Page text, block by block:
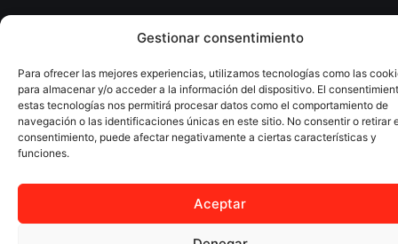
Gestionar consentimiento
Para ofrecer las mejores experiencias, utilizamos tecnologías como las
para almacenar y/o acceder a la información del dispositivo. El
estas tecnologías nos permitirá procesar datos como el comportamiento de
navegación o las identificaciones únicas en este sitio. No consentir o retirar
consentimiento, puede afectar negativamente a ciertas características y
funciones.
Aceptar
Política de CookiesPolítica de Privacidad